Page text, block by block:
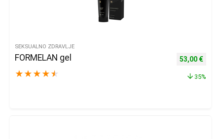
SEKSUALNO ZDRAVLJE
FORMELAN gel
★ ★ ★ ★ ★
Izvorna
53,00 €
35%